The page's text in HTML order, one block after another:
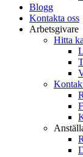
Blogg
Kontakta oss
Arbetsgivare
Hitta